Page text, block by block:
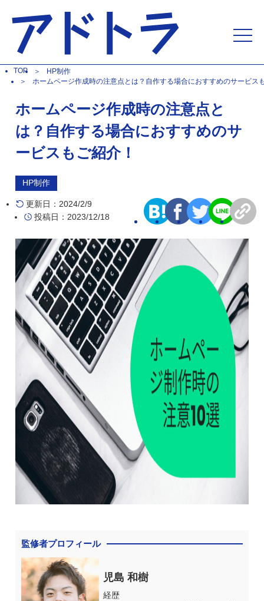
TOP
HP制作
ホームページ作成時の注意点とは？自作する場合におすすめのサービス
ホームページ作成時の注意点と
は？自作する場合におすすめのサ
ービスもご紹介！
HP制作
更新日：2024/2/9
投稿日：2023/12/18
監修者プロフィール
児島 和樹
経歴